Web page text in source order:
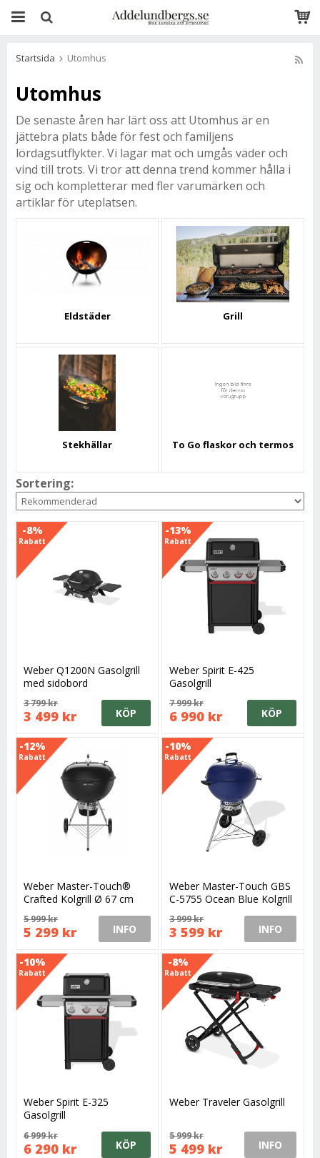
Startsida Utomhus
Utomhus
De senaste åren har lärt oss att Utomhus är en
jättebra plats både för fest och familjens
lördagsutflykter. Vi lagar mat och umgås väder och
vind till trots. Vi tror att denna trend kommer hålla i
sig och kompletterar med fler varumärken och
artiklar för uteplatsen.
Eldstäder Grill
Stekhällar To Go flaskor och termos
Sortering:
-8%
Rabatt
Weber Q1200N Gasolgrill
med sidobord
3 799 kr
3 499 kr KÖP
-13%
Rabatt
Weber Spirit E-425
Gasolgrill
7 999 kr
6 990 kr KÖP
-12%
Rabatt
Weber Master-Touch®
Crafted Kolgrill Ø 67 cm
5 999 kr
5 299 kr INFO
-10%
Rabatt
Weber Master-Touch GBS
C-5755 Ocean Blue Kolgrill
57 cm
3 999 kr
3 599 kr INFO
-10%
Rabatt
Weber Spirit E-325
Gasolgrill
6 999 kr
6 290 kr KÖP
-8%
Rabatt
Weber Traveler Gasolgrill
5 999 kr
5 499 kr INFO